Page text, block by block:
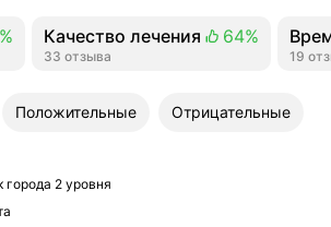
отзывов
Качество лечения
Положительных отзывов
64%
33 отзыва 19
Положительные Отрицательные
города 2 уровня